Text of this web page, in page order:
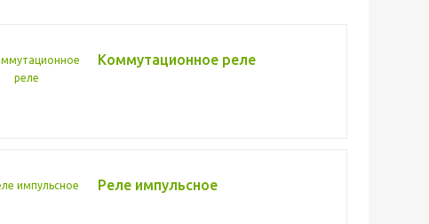
Коммутационное реле
Реле импульсное